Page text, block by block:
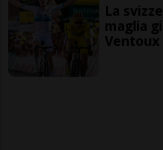
La
maglia
Ventoux